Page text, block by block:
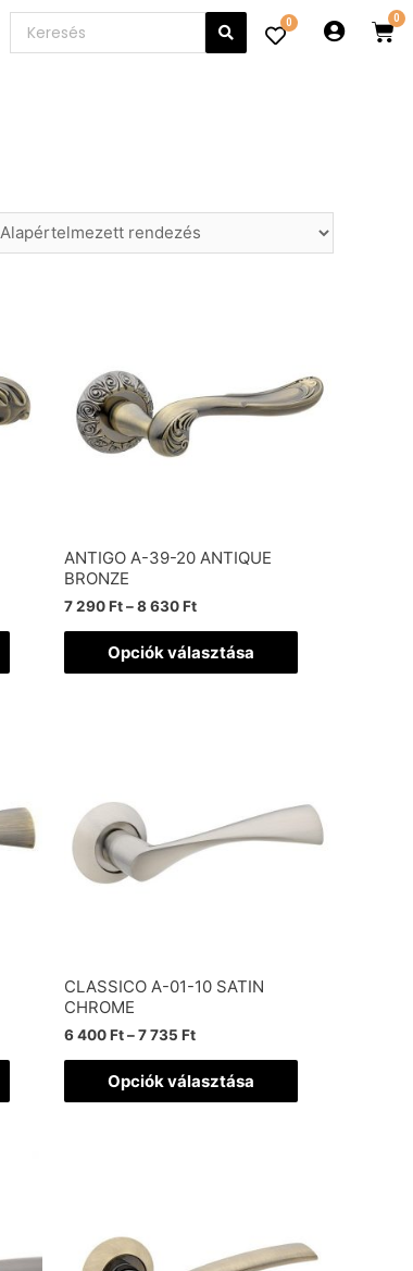
0
ANTIGO A-39-20 ANTIQUE
BRONZE
7 290Ft–8 630Ft
Opciók választása
CLASSICO A-01-10 SATIN
CHROME
6 400Ft–7 735Ft
Opciók választása